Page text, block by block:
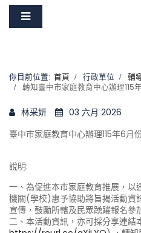
你目前位置: 首頁 行政單位
輔
轉知臺中市家庭教育中心辦理115
林采妍
03 六月 2026
臺中市家庭教育中心辦理115年6月
說明:
一、為促進本市家庭教育推展，
機關(學校)惠予協助將旨揭活動資
宣傳，鼓勵所轄及民眾踴躍報名參
二、本活動資訊，亦可採分享連結